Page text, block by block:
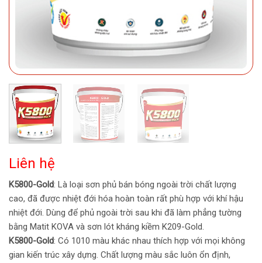
Liên hệ
K5800-Gold: Là loại sơn phủ bán bóng ngoài trời chất lượng
cao, đã được nhiệt đới hóa hoàn toàn rất phù hợp với khí hậu
nhiệt đới. Dùng để phủ ngoài trời sau khi đã làm phẳng tường
bằng Matit KOVA và sơn lót kháng kiềm K209-Gold.
K5800-Gold: Có 1010 màu khác nhau thích hợp với mọi không
gian kiến trúc xây dựng. Chất lượng màu sắc luôn ổn định,